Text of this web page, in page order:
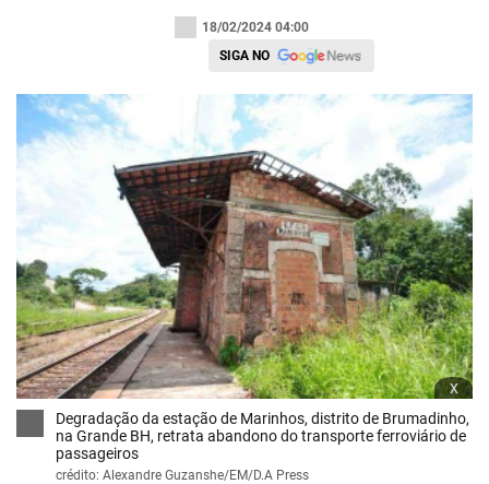
18/02/2024 04:00
SIGA NO
x
Degradação da estação de Marinhos, distrito de Brumadinho,
na Grande BH, retrata abandono do transporte ferroviário de
passageiros
crédito: Alexandre Guzanshe/EM/D.A Press